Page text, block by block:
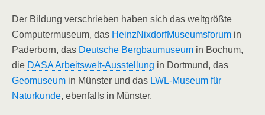
Der Bildung verschrieben haben sich das weltgrößte
Computermuseum, das HeinzNixdorfMuseumsforum in
Paderborn, das Deutsche Bergbaumuseum in Bochum,
die DASA Arbeitswelt-Ausstellung in Dortmund, das
Geomuseum in Münster und das LWL-Museum für
Naturkunde, ebenfalls in Münster.